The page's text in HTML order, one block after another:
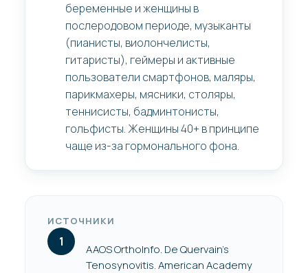
беременные и женщины в
послеродовом периоде, музыканты
(пианисты, виолончелисты,
гитаристы), геймеры и активные
пользователи смартфонов, маляры,
парикмахеры, мясники, столяры,
теннисисты, бадминтонисты,
гольфисты. Женщины 40+ в принципе
чаще из-за гормонального фона.
ИСТОЧНИКИ
AAOS OrthoInfo. De Quervain’s
Tenosynovitis. American Academy